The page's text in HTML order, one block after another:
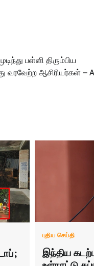
பள்ளி திரும்பிய
வரவேற்ற ஆசிரியர்கள் –
புதிய செய்தி
இந்திய